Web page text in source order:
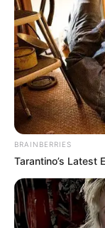
BRAINBERRIES
Tarantino’s Latest